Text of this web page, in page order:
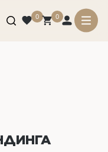
0 0